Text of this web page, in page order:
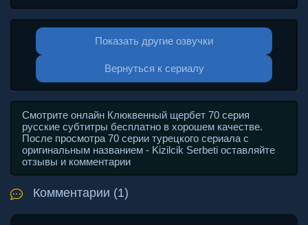
Показать другие озвучки
Вернуться к сериалу
Смотрите онлайн Клюквенный щербет 70 серия
русские субтитры бесплатно в хорошем качестве.
После просмотра 70 серии турецкого сериала с
оригинальным названием - Kizilcik Serbeti оставляйте
отзывы и комментарии
Комментарии (1)